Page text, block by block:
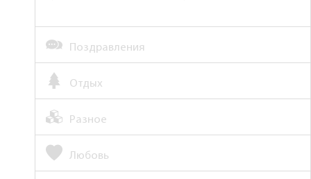
Поздравления
Отдых
Разное
Любовь